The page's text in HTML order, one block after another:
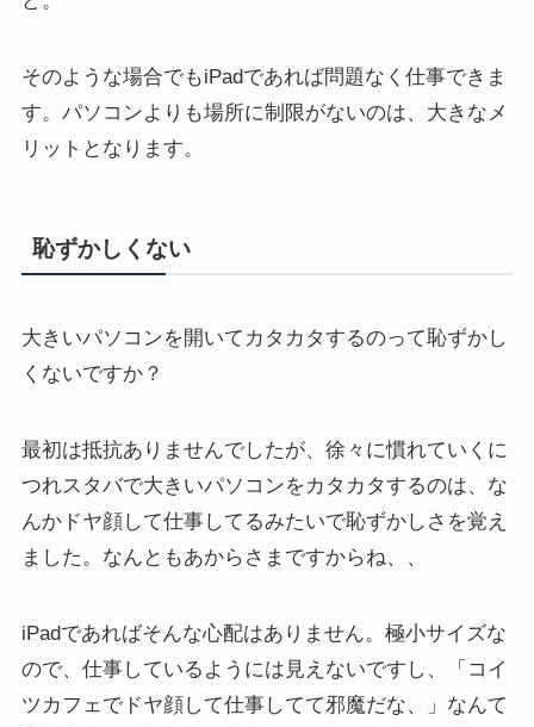
そのような場合でもiPadであれば問題なく仕事できま
す。パソコンよりも場所に制限がないのは、大きなメ
リットとなります。
恥ずかしくない
大きいパソコンを開いてカタカタするのって恥ずかし
くないですか？
最初は抵抗ありませんでしたが、徐々に慣れていくに
つれスタバで大きいパソコンをカタカタするのは、な
んかドヤ顔して仕事してるみたいで恥ずかしさを覚え
ました。なんともあからさまですからね、、
iPadであればそんな心配はありません。極小サイズな
ので、仕事しているようには見えないですし、「コイ
ツカフェでドヤ顔して仕事してて邪魔だな、」なんて